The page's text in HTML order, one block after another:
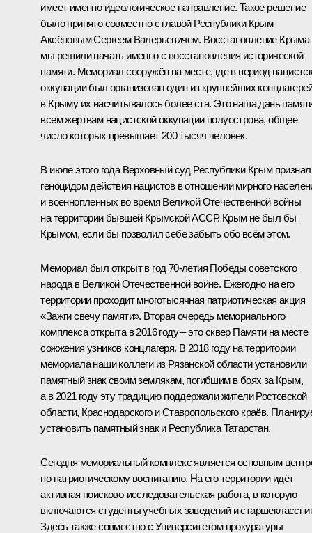
имеет именно идеологическое направление. Такое решение
было принято совместно с главой Республики Крым
Аксёновым Сергеем Валерьевичем. Восстановление Крыма
мы решили начать именно с восстановления исторической
памяти. Мемориал сооружён на месте, где в период
оккупации был организован один из крупнейших
в Крыму их насчитывалось более ста. Это наша дань
всем жертвам нацистской оккупации полуострова, общее
число которых превышает 200 тысяч человек.
В июле этого года Верховный суд Республики Крым признал
геноцидом действия нацистов в отношении мирного
и военнопленных во время Великой Отечественной войны
на территории бывшей Крымской АССР. Крым не был бы
Крымом, если бы позволил себе забыть обо всём этом.
Мемориал был открыт в год 70-летия Победы советского
народа в Великой Отечественной войне. Ежегодно на его
территории проходит многотысячная патриотическая акция
«Зажги свечу памяти». Вторая очередь мемориального
комплекса открыта в 2016 году – это сквер Памяти на месте
сожжения узников концлагеря. В 2018 году на территории
мемориала наши коллеги из Рязанской области установили
памятный знак своим землякам, погибшим в боях за Крым,
а в 2021 году эту традицию поддержали жители Ростовской
области, Краснодарского и Ставропольского краёв.
установить памятный знак и Республика Татарстан.
Сегодня мемориальный комплекс является основным
по патриотическому воспитанию. На его территории идёт
активная поисково-исследовательская работа, в которую
включаются студенты учебных заведений и
Здесь также совместно с Университетом прокуратуры